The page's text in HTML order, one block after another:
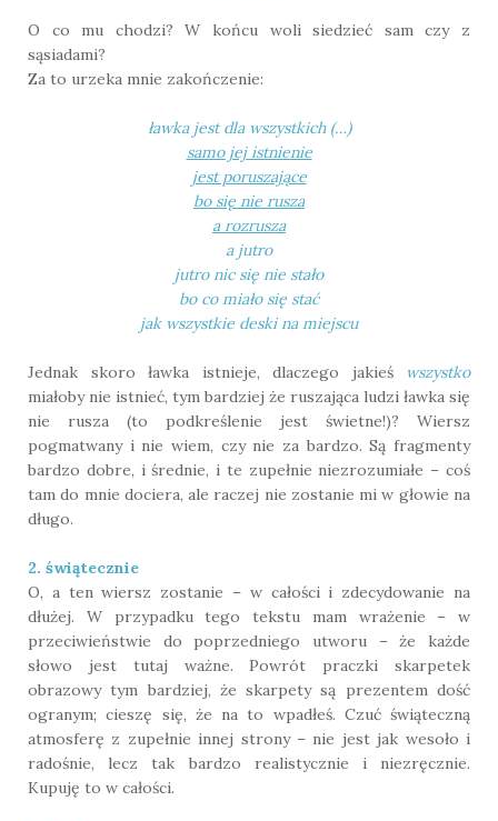
O co mu chodzi? W końcu woli siedzieć sam czy z
sąsiadami?
Za to urzeka mnie zakończenie:
ławka jest dla wszystkich (…)
samo jej istnienie
jest poruszające
bo się nie rusza
a rozrusza
a jutro
jutro nic się nie stało
bo co miało się stać
jak wszystkie deski na miejscu
Jednak skoro ławka istnieje, dlaczego jakieś wszystko
miałoby nie istnieć, tym bardziej że ruszająca ludzi ławka się
nie rusza (to podkreślenie jest świetne!)? Wiersz
pogmatwany i nie wiem, czy nie za bardzo. Są fragmenty
bardzo dobre, i średnie, i te zupełnie niezrozumiałe – coś
tam do mnie dociera, ale raczej nie zostanie mi w głowie na
długo.
2. świątecznie
O, a ten wiersz zostanie – w całości i zdecydowanie na
dłużej. W przypadku tego tekstu mam wrażenie – w
przeciwieństwie do poprzedniego utworu – że każde
słowo jest tutaj ważne. Powrót praczki skarpetek
obrazowy tym bardziej, że skarpety są prezentem dość
ogranym; cieszę się, że na to wpadłeś. Czuć świąteczną
atmosferę z zupełnie innej strony – nie jest jak wesoło i
radośnie, lecz tak bardzo realistycznie i niezręcznie.
Kupuję to w całości.